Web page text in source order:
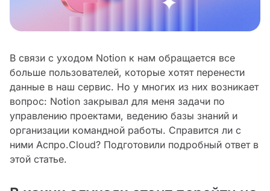
В связи с уходом Notion к нам обращается все
больше пользователей, которые хотят перенести
данные в наш сервис. Но у многих из них возникает
вопрос: Notion закрывал для меня задачи по
управлению проектами, ведению базы знаний и
организации командной работы. Справится ли с
ними Аспро.Cloud? Подготовили подробный ответ в
этой статье.